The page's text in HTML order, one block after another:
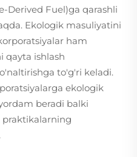
Derived Fuel)ga qarashli
Ekologik masuliyatini
ham
qayta ishlash
to'g'ri keladi.
ekologik
beradi balki
praktikalarning